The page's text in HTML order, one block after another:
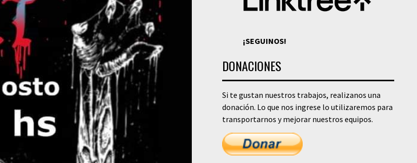
¡SEGUINOS!
DONACIONES
Si te gustan nuestros trabajos, realizanos una
donación. Lo que nos ingrese lo utilizaremos para
transportarnos y mejorar nuestros equipos.